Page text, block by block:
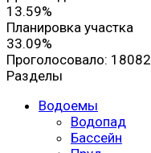
13.59%
Планировка участка
33.09%
Проголосовало: 18082
Разделы
Водоемы
Водопад
Бассейн